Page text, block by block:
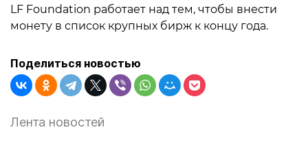
LF Foundation работает над тем, чтобы внести
монету в список крупных бирж к концу года.
Поделиться новостью
Лента новостей